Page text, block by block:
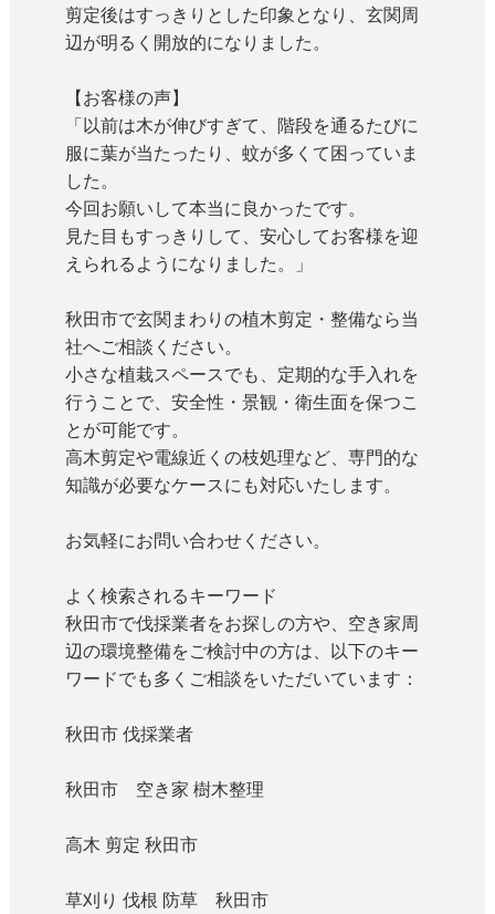
剪定後はすっきりとした印象となり、玄関周
辺が明るく開放的になりました。
【お客様の声】
「以前は木が伸びすぎて、階段を通るたびに
服に葉が当たったり、蚊が多くて困っていま
した。
今回お願いして本当に良かったです。
見た目もすっきりして、安心してお客様を迎
えられるようになりました。」
秋田市で玄関まわりの植木剪定・整備なら当
社へご相談ください。
小さな植栽スペースでも、定期的な手入れを
行うことで、安全性・景観・衛生面を保つこ
とが可能です。
高木剪定や電線近くの枝処理など、専門的な
知識が必要なケースにも対応いたします。
お気軽にお問い合わせください。
よく検索されるキーワード
秋田市で伐採業者をお探しの方や、空き家周
辺の環境整備をご検討中の方は、以下のキー
ワードでも多くご相談をいただいています：
秋田市 伐採業者
秋田市 空き家 樹木整理
高木 剪定 秋田市
草刈り 伐根 防草 秋田市